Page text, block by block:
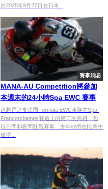
於2025年9月27日在日本...
賽事消息
MANA-AU Competition將參加
本週末的24小時Spa EWC 賽事
這將是這支法國Formula EWC車隊在Spa-
Francorchamps賽道上的第二次亮相，包
括日間和夜間壯觀賽事，去年他們在比賽中
獲得...